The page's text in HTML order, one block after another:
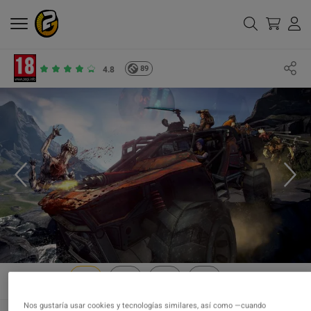
4.8 89
Nos gustaría usar cookies y tecnologías similares, así como —cuando